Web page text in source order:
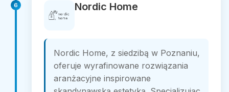
6 Nordic Home
Nordic Home, z siedzibą w Poznaniu,
oferuje wyrafinowane rozwiązania
aranżacyjne inspirowane